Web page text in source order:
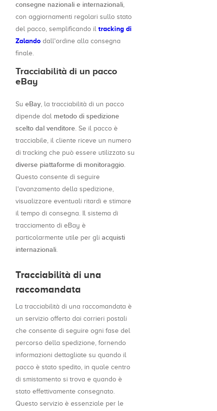
consegne nazionali e internazionali,
con aggiornamenti regolari sullo stato
del pacco, semplificando il tracking di
Zalando dall'ordine alla consegna
finale.
Tracciabilità di un pacco
eBay
Su eBay, la tracciabilità di un pacco
dipende dal metodo di spedizione
scelto dal venditore. Se il pacco è
tracciabile, il cliente riceve un numero
di tracking che può essere utilizzato su
diverse piattaforme di monitoraggio.
Questo consente di seguire
l'avanzamento della spedizione,
visualizzare eventuali ritardi e stimare
il tempo di consegna. Il sistema di
tracciamento di eBay è
particolarmente utile per gli acquisti
internazionali.
Tracciabilità di una
raccomandata
La tracciabilità di una raccomandata è
un servizio offerto dai corrieri postali
che consente di seguire ogni fase del
percorso della spedizione, fornendo
informazioni dettagliate su quando il
pacco è stato spedito, in quale centro
di smistamento si trova e quando è
stato effettivamente consegnato.
Questo servizio è essenziale per le